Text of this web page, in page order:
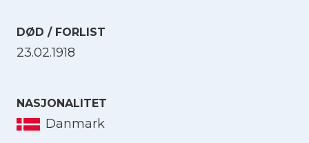
DØD / FORLIST
23.02.1918
NASJONALITET
Danmark